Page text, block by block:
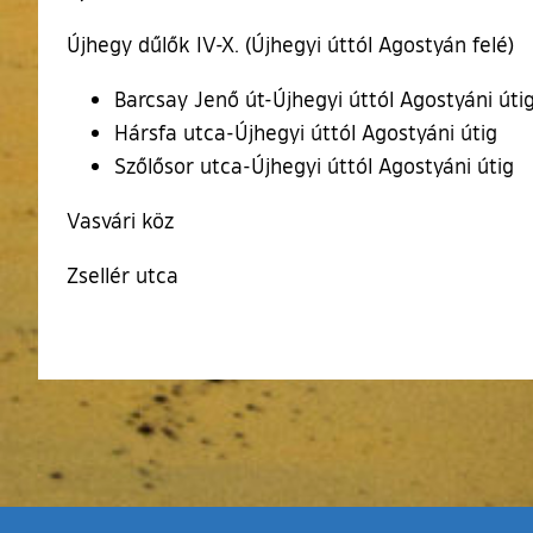
Újhegy dűlők IV-X. (Újhegyi úttól Agostyán felé)
Barcsay Jenő út-Újhegyi úttól Agostyáni
Hársfa utca-Újhegyi úttól Agostyáni útig
Szőlősor utca-Újhegyi úttól Agostyáni útig
Vasvári köz
Zsellér utca